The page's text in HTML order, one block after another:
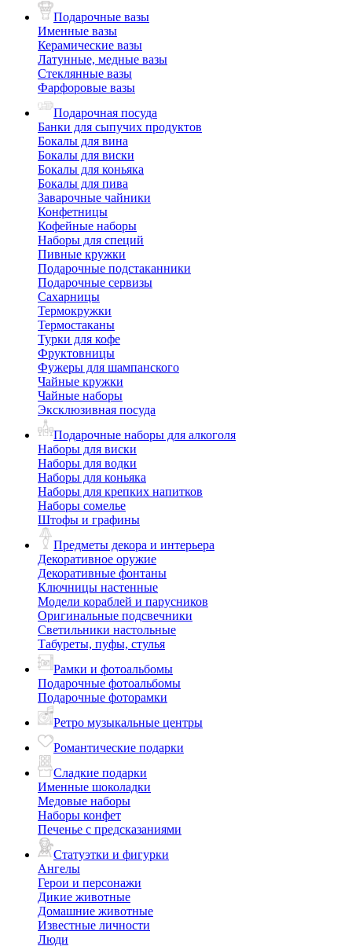
Подарочные вазы
Именные вазы
Керамические вазы
Латунные, медные вазы
Стеклянные вазы
Фарфоровые вазы
Подарочная посуда
Банки для сыпучих продуктов
Бокалы для вина
Бокалы для виски
Бокалы для коньяка
Бокалы для пива
Заварочные чайники
Конфетницы
Кофейные наборы
Наборы для специй
Пивные кружки
Подарочные подстаканники
Подарочные сервизы
Сахарницы
Термокружки
Термостаканы
Турки для кофе
Фруктовницы
Фужеры для шампанского
Чайные кружки
Чайные наборы
Эксклюзивная посуда
Подарочные наборы для алкоголя
Наборы для виски
Наборы для водки
Наборы для коньяка
Наборы для крепких напитков
Наборы сомелье
Штофы и графины
Предметы декора и интерьера
Декоративное оружие
Декоративные фонтаны
Ключницы настенные
Модели кораблей и парусников
Оригинальные подсвечники
Светильники настольные
Табуреты, пуфы, стулья
Рамки и фотоальбомы
Подарочные фотоальбомы
Подарочные фоторамки
Ретро музыкальные центры
Романтические подарки
Сладкие подарки
Именные шоколадки
Медовые наборы
Наборы конфет
Печенье с предсказаниями
Статуэтки и фигурки
Ангелы
Герои и персонажи
Дикие животные
Домашние животные
Известные личности
Люди